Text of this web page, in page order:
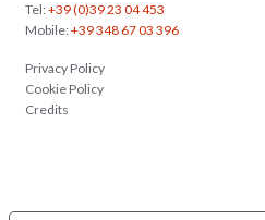
Tel:+39 (0)39 23 04 453
Mobile:+39 348 67 03 396
Privacy Policy
Cookie Policy
Credits